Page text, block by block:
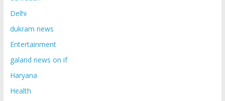
Delhi
dukram news
Entertainment
galand news on if
Haryana
Health